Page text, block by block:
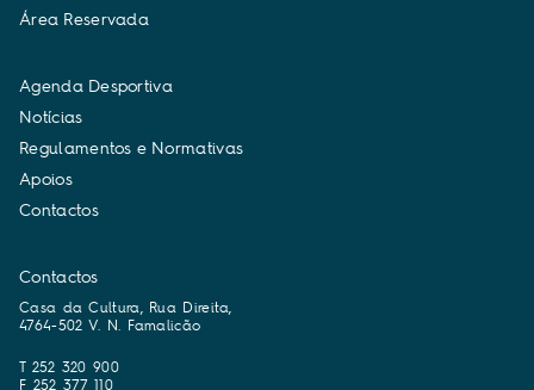
Área Reservada
Agenda Desportiva
Notícias
Regulamentos e Normativas
Apoios
Contactos
Contactos
Casa da Cultura, Rua Direita,
4764-502 V. N. Famalicão
T 252 320 900
F 252 377 110